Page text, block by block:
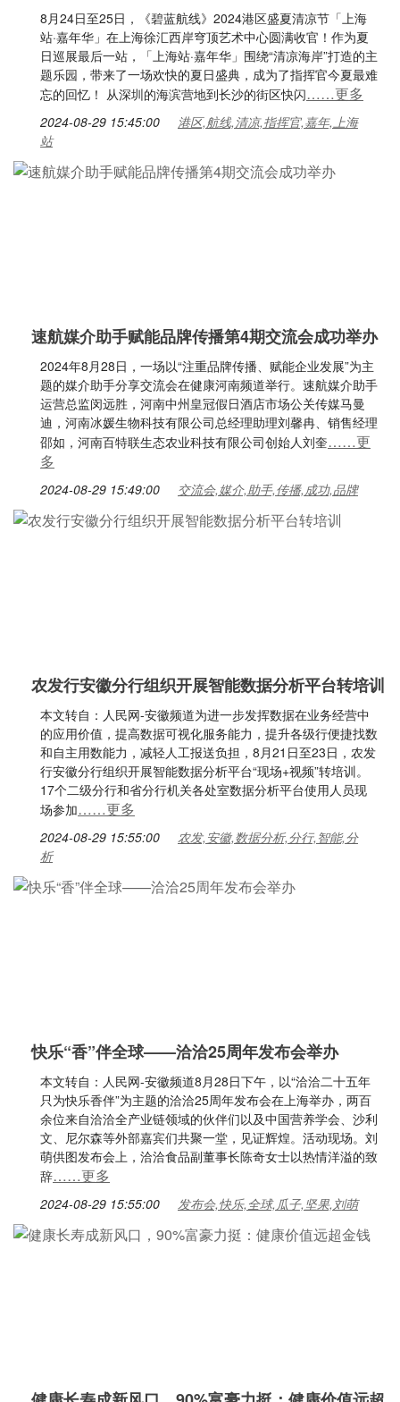
8月24日至25日，《碧蓝航线》2024港区盛夏清凉节「上海
站·嘉年华」在上海徐汇西岸穹顶艺术中心圆满收官！作为夏
日巡展最后一站，「上海站·嘉年华」围绕“清凉海岸”打造的主
题乐园，带来了一场欢快的夏日盛典，成为了指挥官今夏最难
忘的回忆！ 从深圳的海滨营地到长沙的街区快闪……更多
2024-08-29 15:45:00
港区,航线,清凉,指挥官,嘉年,上海
站
速航媒介助手赋能品牌传播第4期交流会成功举办
2024年8月28日，一场以“注重品牌传播、赋能企业发展”为主
题的媒介助手分享交流会在健康河南频道举行。速航媒介助手
运营总监闵远胜，河南中州皇冠假日酒店市场公关传媒马曼
迪，河南冰媛生物科技有限公司总经理助理刘馨冉、销售经理
邵如，河南百特联生态农业科技有限公司创始人刘奎……更
多
2024-08-29 15:49:00 交流会,媒介,助手,传播,成功,品牌
农发行安徽分行组织开展智能数据分析平台转培训
本文转自：人民网-安徽频道为进一步发挥数据在业务经营中
的应用价值，提高数据可视化服务能力，提升各级行便捷找数
和自主用数能力，减轻人工报送负担，8月21日至23日，农发
行安徽分行组织开展智能数据分析平台“现场+视频”转培训。
17个二级分行和省分行机关各处室数据分析平台使用人员现
场参加……更多
2024-08-29 15:55:00
农发,安徽,数据分析,分行,智能,分
析
快乐“香”伴全球——洽洽25周年发布会举办
本文转自：人民网-安徽频道8月28日下午，以“洽洽二十五年
只为快乐香伴”为主题的洽洽25周年发布会在上海举办，两百
余位来自洽洽全产业链领域的伙伴们以及中国营养学会、沙利
文、尼尔森等外部嘉宾们共聚一堂，见证辉煌。活动现场。刘
萌供图发布会上，洽洽食品副董事长陈奇女士以热情洋溢的致
辞……更多
2024-08-29 15:55:00 发布会,快乐,全球,瓜子,坚果,刘萌